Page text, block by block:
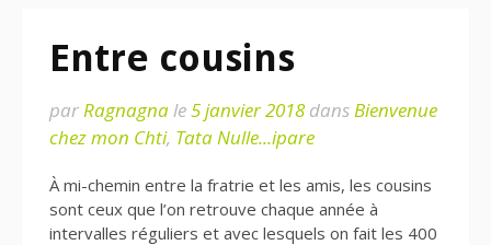
Entre cousins
parRagnagnale5 janvier 2018dansBienvenue
chez mon Chti, Tata Nulle...ipare
À mi-chemin entre la fratrie et les amis, les cousins
sont ceux que l’on retrouve chaque année à
intervalles réguliers et avec lesquels on fait les 400